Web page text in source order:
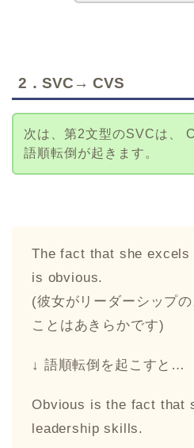
2．SVC→ CVS
次は、第2文型のSVCは、
語順転倒が起きます。
The fact that she
is obvious.
(彼女がリーダーシップ
ことはあきらかです)
↓ 語順転倒を起こすと…
Obvious is the fact that
leadership skills.